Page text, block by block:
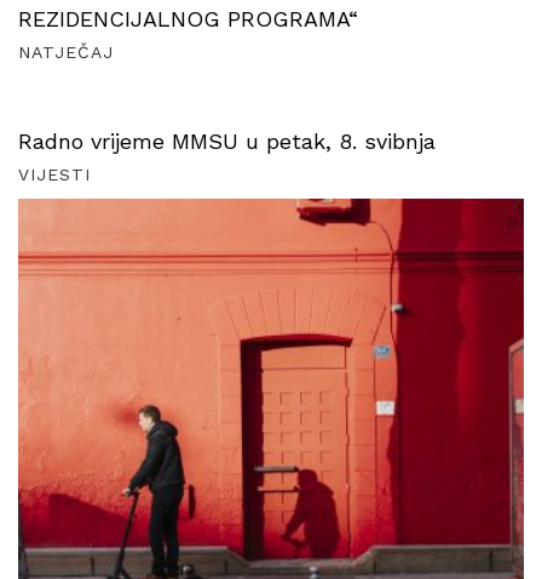
REZIDENCIJALNOG PROGRAMA“
NATJEČAJ
Radno vrijeme MMSU u petak, 8. svibnja
VIJESTI